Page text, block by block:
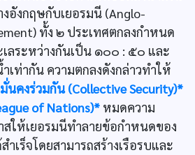
อังกฤษกับเยอรมนี (Anglo-
ทั้ง ๒ ประเทศตกลงกำหนด
ลระหว่างกันเป็น ๑๐๐ : ๕๐ และ
เท่ากัน ความตกลงดังกล่าวทำให้
นคงร่วมกัน (Collective Security)*
of Nations)* หมดความ
สให้เยอรมนีทำลายข้อกำหนดของ
เร็จโดยสามารถสร้างเรือรบและ